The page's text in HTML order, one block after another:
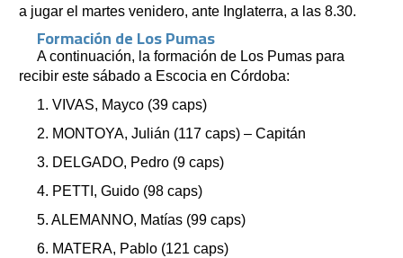
a jugar el martes venidero, ante Inglaterra, a las 8.30.
Formación de Los Pumas
A continuación, la formación de Los Pumas para
recibir este sábado a Escocia en Córdoba:
1. VIVAS, Mayco (39 caps)
2. MONTOYA, Julián (117 caps) – Capitán
3. DELGADO, Pedro (9 caps)
4. PETTI, Guido (98 caps)
5. ALEMANNO, Matías (99 caps)
6. MATERA, Pablo (121 caps)